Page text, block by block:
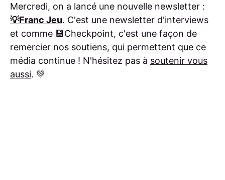
Mercredi, on a lancé une nouvelle newsletter :
💡Franc Jeu. C'est une newsletter d'interviews
et comme 💾Checkpoint, c'est une façon de
remercier nos soutiens, qui permettent que ce
média continue ! N'hésitez pas à soutenir vous
aussi. 💚